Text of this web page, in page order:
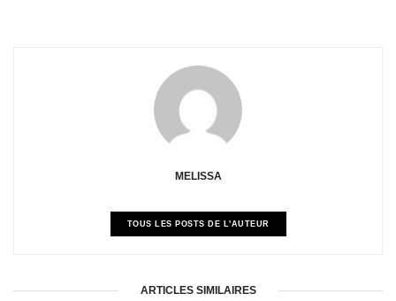
MELISSA
TOUS LES POSTS DE L'AUTEUR
ARTICLES SIMILAIRES